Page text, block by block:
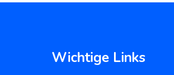
Wichtige Links